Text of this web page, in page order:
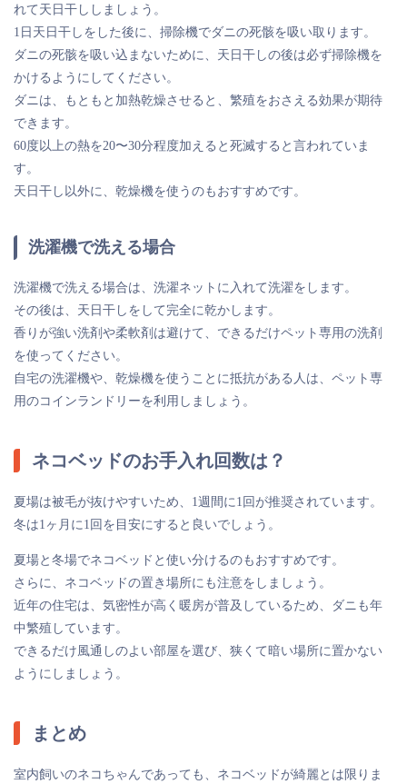
れて天日干ししましょう。
1日天日干しをした後に、掃除機でダニの死骸を吸い取ります。
ダニの死骸を吸い込まないために、天日干しの後は必ず掃除機を
かけるようにしてください。
ダニは、もともと加熱乾燥させると、繁殖をおさえる効果が期待
できます。
60度以上の熱を20〜30分程度加えると死滅すると言われていま
す。
天日干し以外に、乾燥機を使うのもおすすめです。
洗濯機で洗える場合
洗濯機で洗える場合は、洗濯ネットに入れて洗濯をします。
その後は、天日干しをして完全に乾かします。
香りが強い洗剤や柔軟剤は避けて、できるだけペット専用の洗剤
を使ってください。
自宅の洗濯機や、乾燥機を使うことに抵抗がある人は、ペット専
用のコインランドリーを利用しましょう。
ネコベッドのお手入れ回数は？
夏場は被毛が抜けやすいため、1週間に1回が推奨されています。
冬は1ヶ月に1回を目安にすると良いでしょう。
夏場と冬場でネコベッドと使い分けるのもおすすめです。
さらに、ネコベッドの置き場所にも注意をしましょう。
近年の住宅は、気密性が高く暖房が普及しているため、ダニも年
中繁殖しています。
できるだけ風通しのよい部屋を選び、狭くて暗い場所に置かない
ようにしましょう。
まとめ
室内飼いのネコちゃんであっても、ネコベッドが綺麗とは限りま